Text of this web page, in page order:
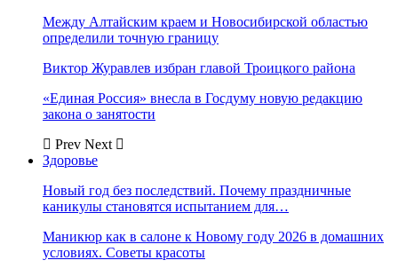
Между Алтайским краем и Новосибирской областью
определили точную границу
Виктор Журавлев избран главой Троицкого района
«Единая Россия» внесла в Госдуму новую редакцию
закона о занятости
Prev Next
Здоровье
Новый год без последствий. Почему праздничные
каникулы становятся испытанием для…
Маникюр как в салоне к Новому году 2026 в домашних
условиях. Советы красоты